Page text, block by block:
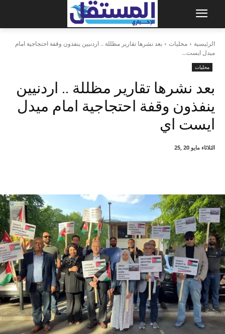
الرئيسية محليات
بعد نشرها تقارير مظللة .. اردنيين ينفذون وقفة احتجاجية امام
ميدل ايست...
محليات
بعد نشرها تقارير مظللة .. اردنيين
ينفذون وقفة احتجاجية امام ميدل
ايست اي
الثلاثاء مايو 20 ,25